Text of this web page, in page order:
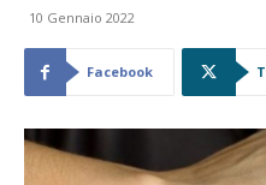
10 Gennaio 2022
Facebook